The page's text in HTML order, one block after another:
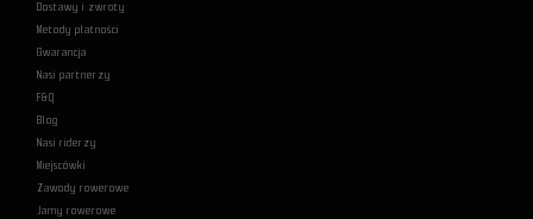
Dostawy i zwroty
Metody płatności
Gwarancja
Nasi partnerzy
F&Q
Blog
Nasi riderzy
Miejscówki
Zawody rowerowe
Jamy rowerowe